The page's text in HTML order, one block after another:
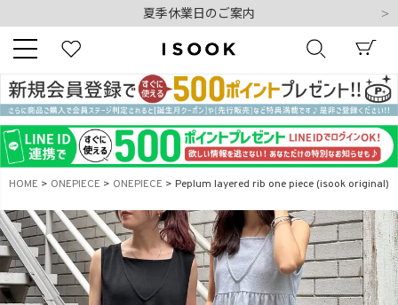
夏季休業日のご案内
10,000円以上ご購入で送料無料
新規会員登録でもれなく500ポイントプレゼント
夏季休業日のご案内
令和8年熊本地震の影響によるお荷物のお届けについて
キーワード
商品番号
HOME ONEPIECE ONEPIECE Peplum layered rib one piece (isook original)